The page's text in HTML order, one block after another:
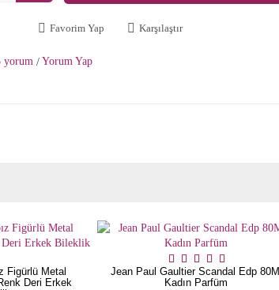
Favorim Yap Karşılaştır
yorum / Yorum Yap
Figürlü Metal
Deri Erkek
Jean Paul Gaultier Scandal Edp 80Ml
Kadın Parfüm